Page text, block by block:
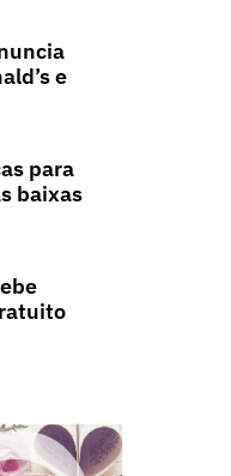
e
para
baixas